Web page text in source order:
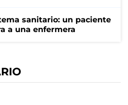
sanitario: un paciente
a una enfermera